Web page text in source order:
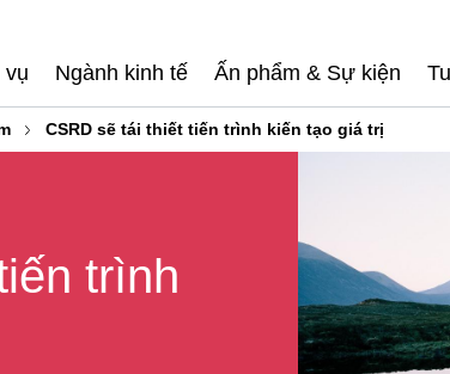
vụ Ngành kinh tế Ấn phẩm & Sự kiện
CSRD sẽ tái thiết tiến trình kiến tạo giá trị
trình